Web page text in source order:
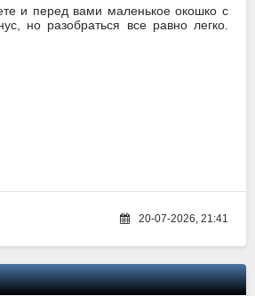
и перед вами маленькое окошко с
но разобраться все равно легко.
20-07-2026, 21:41